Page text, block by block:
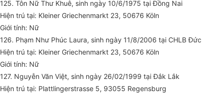
125. Tôn Nữ Thư Khuê, sinh ngày 10/6/1975 tại Đồng Nai
Hiện trú tại: Kleiner Griechenmarkt 23, 50676 Köln
Giới tính: Nữ
126. Phạm Như Phúc Laura, sinh ngày 11/8/2006 tại CHLB Đức
Hiện trú tại: Kleiner Griechenmarkt 23, 50676 Köln
Giới tính: Nữ
127. Nguyễn Văn Việt, sinh ngày 26/02/1999 tại Đắk Lắk
Hiện trú tại: Plattlingerstrasse 5, 93055 Regensburg